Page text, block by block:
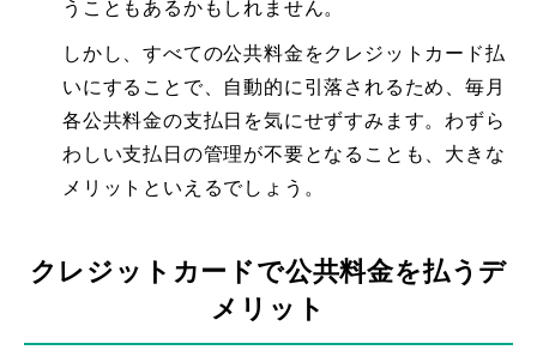
うこともあるかもしれません。
しかし、すべての公共料金をクレジットカード払
いにすることで、自動的に引落されるため、毎月
各公共料金の支払日を気にせずすみます。わずら
わしい支払日の管理が不要となることも、大きな
メリットといえるでしょう。
クレジットカードで公共料金を払うデ
メリット